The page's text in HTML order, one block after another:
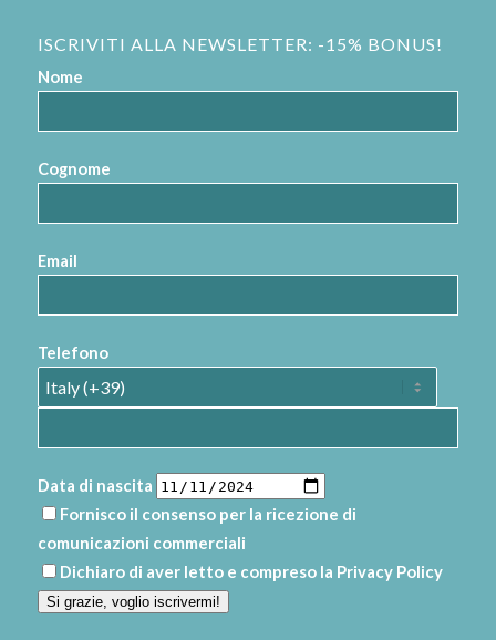
ISCRIVITI ALLA NEWSLETTER: -15% BONUS!
Nome
Cognome
Email
Telefono
Data di nascita
Fornisco il consenso per la ricezione di
comunicazioni commerciali
Dichiaro di aver letto e compreso la Privacy Policy
Si grazie, voglio iscrivermi!